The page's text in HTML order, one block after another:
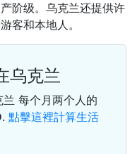
阶级。乌克兰还提供许
客和本地人。
乌克兰
每个月两个人的
. 點擊這裡計算生活